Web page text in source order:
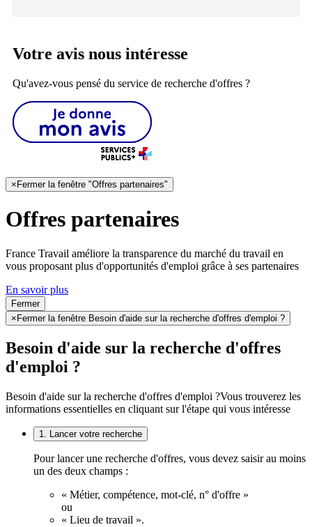
Votre avis nous intéresse
Qu'avez-vous pensé du service de recherche d'offres ?
×Fermer la fenêtre "Offres partenaires"
Offres partenaires
France Travail améliore la transparence du marché du travail en
vous proposant plus d'opportunités d'emploi grâce à ses partenaires
En savoir plus
Fermer
×Fermer la fenêtre Besoin d'aide sur la recherche d'offres d'emploi ?
Besoin d'aide sur la recherche d'offres
d'emploi ?
Besoin d'aide sur la recherche d'offres d'emploi ?Vous trouverez les
informations essentielles en cliquant sur l'étape qui vous intéresse
1. Lancer votre recherche
Pour lancer une recherche d'offres, vous devez saisir au moins
un des deux champs :
« Métier, compétence, mot-clé, n° d'offre »
ou
« Lieu de travail ».